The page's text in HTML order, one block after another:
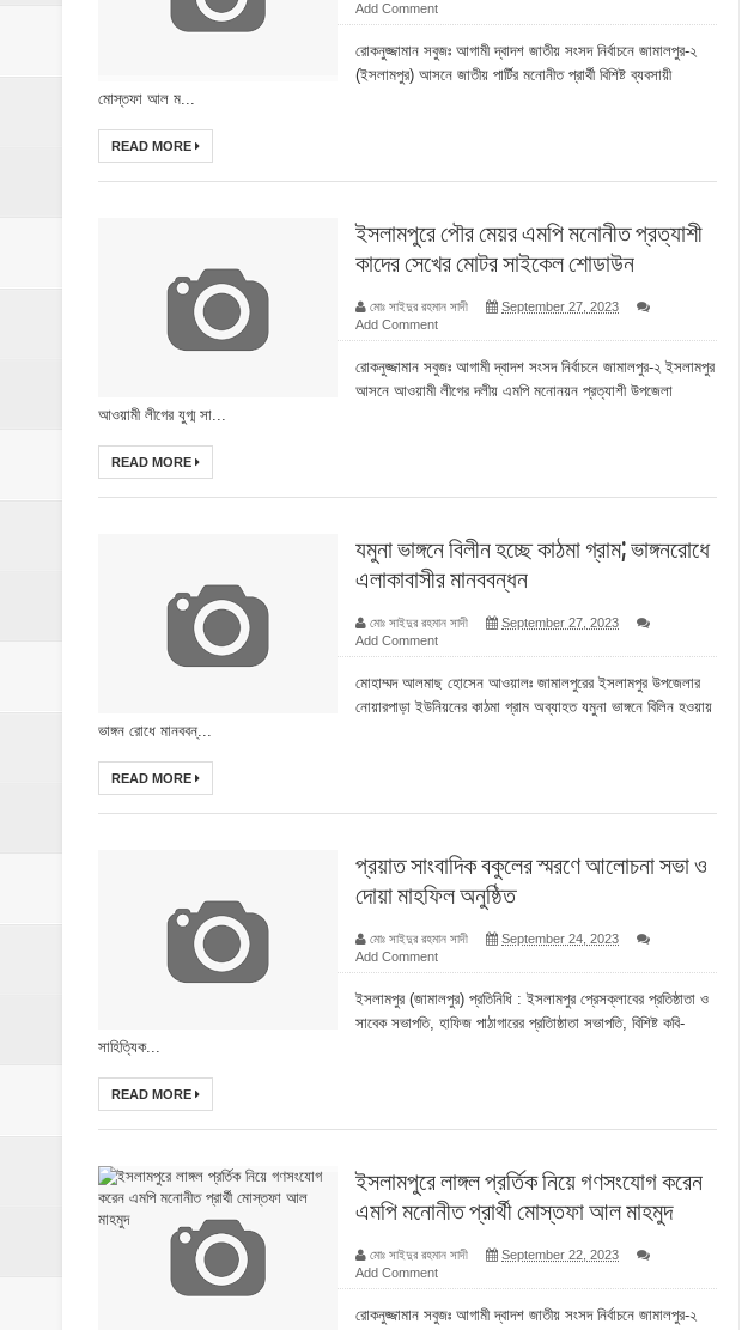
Add Comment
রোকনুজ্জামান সবুজঃ আগামী দ্বাদশ জাতীয় সংসদ নির্বাচনে জামালপুর-২
(ইসলামপুর) আসনে জাতীয় পার্টির মনোনীত প্রার্থী বিশিষ্ট ব্যবসায়ী
মোস্তফা আল ম...
READ MORE
ইসলামপুরে পৌর মেয়র এমপি মনোনীত প্রত্যাশী
কাদের সেখের মোটর সাইকেল শোডাউন
মোঃ সাইদুর রহমান সাদী
September 27, 2023
Add Comment
রোকনুজ্জামান সবুজঃ আগামী দ্বাদশ সংসদ নির্বাচনে জামালপুর-২ ইসলামপুর
আসনে আওয়ামী লীগের দলীয় এমপি মনোনয়ন প্রত্যাশী উপজেলা
আওয়ামী লীগের যুগ্ম সা...
READ MORE
যমুনা ভাঙ্গনে বিলীন হচ্ছে কাঠমা গ্রাম; ভাঙ্গনরোধে
এলাকাবাসীর মানববন্ধন
মোঃ সাইদুর রহমান সাদী
September 27, 2023
Add Comment
মোহাম্মদ আলমাছ হোসেন আওয়ালঃ জামালপুরের ইসলামপুর উপজেলার
নোয়ারপাড়া ইউনিয়নের কাঠমা গ্রাম অব্যাহত যমুনা ভাঙ্গনে বিলিন হওয়ায়
ভাঙ্গন রোধে মানববন্...
READ MORE
প্রয়াত সাংবাদিক বকুলের স্মরণে আলোচনা সভা ও
দোয়া মাহফিল অনুষ্ঠিত
মোঃ সাইদুর রহমান সাদী
September 24, 2023
Add Comment
ইসলামপুর (জামালপুর) প্রতিনিধি : ইসলামপুর প্রেসক্লাবের প্রতিষ্ঠাতা ও
সাবেক সভাপতি, হাফিজ পাঠাগারের প্রতািষ্ঠাতা সভাপতি, বিশিষ্ট কবি-
সাহিত্যিক...
READ MORE
ইসলামপুরে লাঙ্গল প্রর্তিক নিয়ে গণসংযোগ করেন
এমপি মনোনীত প্রার্থী মোস্তফা আল মাহমুদ
মোঃ সাইদুর রহমান সাদী
September 22, 2023
Add Comment
রোকনুজ্জামান সবুজঃ আগামী দ্বাদশ জাতীয় সংসদ নির্বাচনে জামালপুর-২